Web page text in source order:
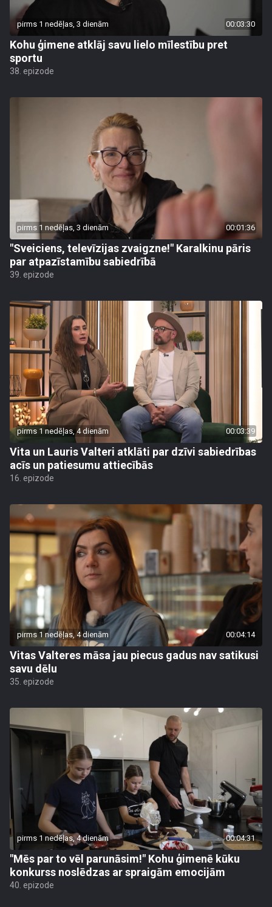
pirms 1 nedēļas, 3 dienām 00:03:30
Kohu ģimene atklāj savu lielo mīlestību pret
sportu
38. epizode
pirms 1 nedēļas, 3 dienām 00:01:36
"Sveiciens, televīzijas zvaigzne!" Karalkinu pāris
par atpazīstamību sabiedrībā
39. epizode
pirms 1 nedēļas, 4 dienām 00:03:39
Vita un Lauris Valteri atklāti par dzīvi sabiedrības
acīs un patiesumu attiecībās
16. epizode
pirms 1 nedēļas, 4 dienām 00:04:14
Vitas Valteres māsa jau piecus gadus nav satikusi
savu dēlu
35. epizode
pirms 1 nedēļas, 4 dienām 00:04:31
"Mēs par to vēl parunāsim!" Kohu ģimenē kūku
konkurss noslēdzas ar spraigām emocijām
40. epizode